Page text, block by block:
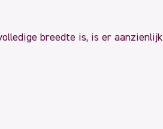
breedte is, is er